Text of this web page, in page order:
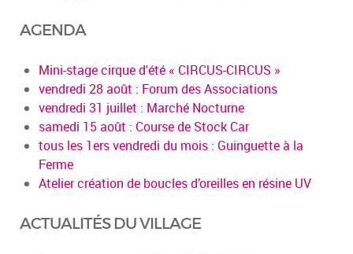
AGENDA
Mini-stage cirque d'été « CIRCUS-CIRCUS »
vendredi 28 août : Forum des Associations
vendredi 31 juillet : Marché Nocturne
samedi 15 août : Course de Stock Car
tous les 1ers vendredi du mois : Guinguette à la
Ferme
Atelier création de boucles d’oreilles en résine UV
ACTUALITÉS DU VILLAGE